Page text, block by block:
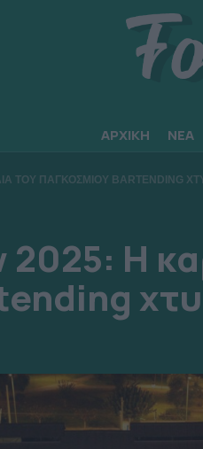
ΑΡΧΙΚΗ ΝΕΑ
ΤΟΥ ΠΑΓΚΟΣΜΙΟΥ BARTENDING
2025: Η